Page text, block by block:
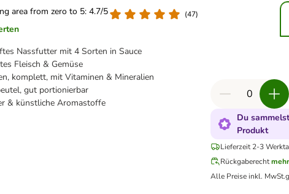
area from zero to 5: 4.7/5
(47)
Nassfutter mit 4 Sorten in Sauce
Fleisch & Gemüse
komplett, mit Vitaminen & Mineralien
gut portionierbar
& künstliche Aromastoffe
Du
Produkt
Lieferzeit 2-3
Rückgaberecht
Alle Preise inkl. MwSt.